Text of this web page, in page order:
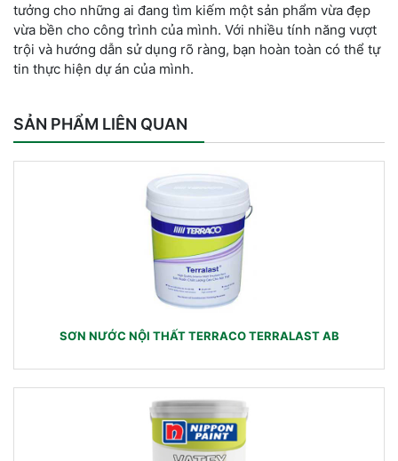
tưởng cho những ai đang tìm kiếm một sản phẩm vừa đẹp
vừa bền cho công trình của mình. Với nhiều tính năng vượt
trội và hướng dẫn sử dụng rõ ràng, bạn hoàn toàn có thể tự
tin thực hiện dự án của mình.
SẢN PHẨM LIÊN QUAN
SƠN NƯỚC NỘI THẤT TERRACO TERRALAST AB